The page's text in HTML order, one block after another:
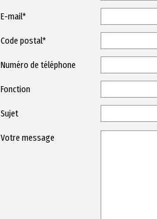
E-mail*
Code postal*
Numéro de téléphone
Fonction
Sujet
Votre message